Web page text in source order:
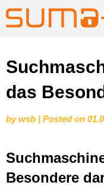
Skip
content
das
bywsb | Posted on
Besondere